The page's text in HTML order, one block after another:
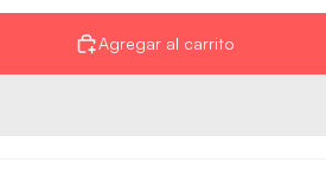
Agregar al carrito